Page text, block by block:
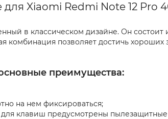
Xiaomi Redmi Note 12 Pro
в классическом дизайне. Он
комбинация позволяет достичь
преимущества:
на нем фиксироваться;
клавиш предусмотрены